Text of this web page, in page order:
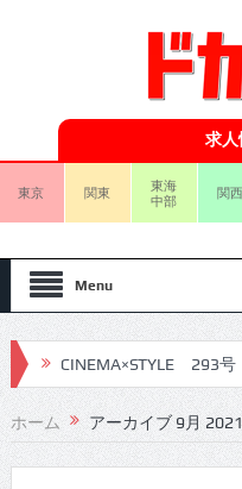
求
東京 関東
東海
中部
関西
Menu
CINEMA×STYLE 293号
CINEMA×STYLE 292号
CINEMA×STYLE 291号
ホーム アーカイブ 9月 2021